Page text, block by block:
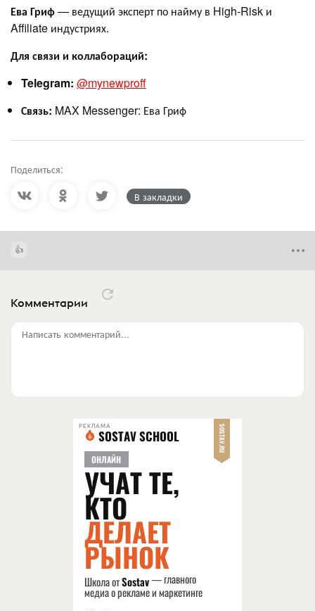
Ева Гриф— ведущий эксперт по найму в High-Risk и
Affiliate индустриях.
Для связи и коллабораций:
Telegram: @mynewproff
Связь: MAX Messenger: Ева Гриф
Поделиться:
В закладки
Комментарии
Написать комментарий...
РЕКЛАМА